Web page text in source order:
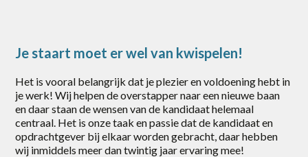
Je staart moet er wel van kwispelen!
Het is vooral belangrijk dat je plezier en voldoening hebt in
je werk! Wij helpen de overstapper naar een nieuwe baan
en daar staan de wensen van de kandidaat helemaal
centraal. Het is onze taak en passie dat de kandidaat en
opdrachtgever bij elkaar worden gebracht, daar hebben
wij inmiddels meer dan twintig jaar ervaring mee!
Productie
Techniek / Procesindustrie